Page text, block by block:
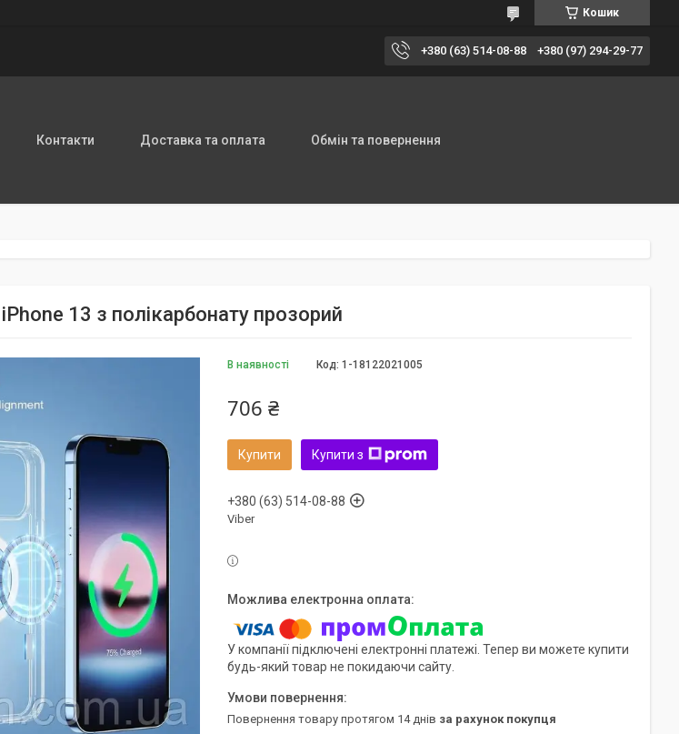
Кошик
+380 (63) 514-08-88 +380 (97) 294-29-77
Контакти Доставка та оплата Обмін та повернення
13 з полікарбонату прозорий
В наявності Код: 1-18122021005
706 ₴
Купити Купити з
+380 (63) 514-08-88
Viber
У компанії підключені електронні платежі. Тепер ви можете купити
будь-який товар не покидаючи сайту.
повернення товару протягом 14 днів за рахунок покупця